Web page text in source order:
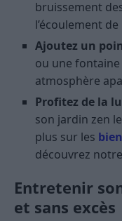
bruissement
l’écoulement
Ajoutez un
ou une
atmosphère
Profitez de la
son jardin zen
plus sur les
découvrez
Entretenir
et sans excès